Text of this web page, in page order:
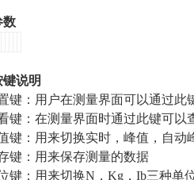
数
说明
键：用户在测量界面可以通过此
键：在测量界面时通过此键可以
键：用来切换实时，峰值，自动
键：用来保存测量的数据
键：用来切换N，Kg，Ib三种单